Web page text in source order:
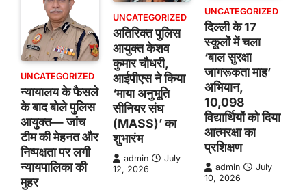
UNCATEGORIZED
न्यायालय के फैसले
के बाद बोले पुलिस
आयुक्त— जांच
टीम की मेहनत और
निष्पक्षता पर लगी
न्यायपालिका की
मुहर
UNCATEGORIZED
अतिरिक्त पुलिस
आयुक्त केशव
कुमार चौधरी,
आईपीएस ने किया
‘माया अनुभूति
सीनियर संघ
(MASS)’ का
शुभारंभ
admin
July
12, 2026
UNCATEGORIZED
दिल्ली के 17
स्कूलों में चला
‘बाल सुरक्षा
जागरूकता माह’
अभियान,
10,098
विद्यार्थियों को दिया
आत्मरक्षा का
प्रशिक्षण
admin
July
10, 2026